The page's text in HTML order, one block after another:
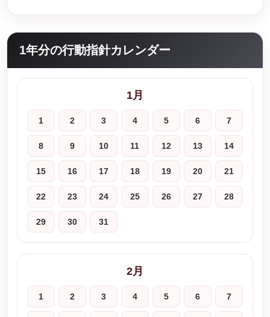
1年分の行動指針カレンダー
1月
1 2 3 4 5 6 7
8 9 10 11 12 13 14
15 16 17 18 19 20 21
22 23 24 25 26 27 28
29 30 31
2月
1 2 3 4 5 6 7